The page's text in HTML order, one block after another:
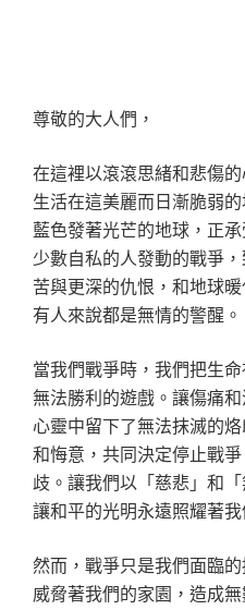
尊敬的大人們，
在這裡以滾滾思緒和悲傷
生活在這美麗而日漸脆弱
藍色發著光芒的地球，正
少數自私的人發動的戰爭
苦與更深的仇恨，和地球
有人來說都是無情的警醒。
當我們戰爭時，我們把生
無法勝利的遊戲。讓傷痛
心靈中留下了無法抹滅的
和悔意，共同決定停止戰
歧。讓我們以「慈悲」和
讓和平的光明永遠照耀著我
然而，戰爭只是我們面臨
威脅著我們的家園，造成